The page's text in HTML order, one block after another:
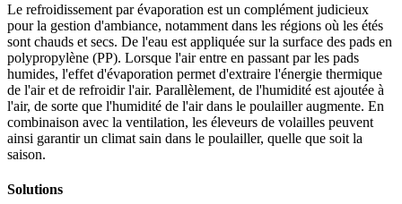
Le refroidissement par évaporation est un complément judicieux
pour la gestion d'ambiance, notamment dans les régions où les étés
sont chauds et secs. De l'eau est appliquée sur la surface des pads en
polypropylène (PP). Lorsque l'air entre en passant par les pads
humides, l'effet d'évaporation permet d'extraire l'énergie thermique
de l'air et de refroidir l'air. Parallèlement, de l'humidité est ajoutée à
l'air, de sorte que l'humidité de l'air dans le poulailler augmente. En
combinaison avec la ventilation, les éleveurs de volailles peuvent
ainsi garantir un climat sain dans le poulailler, quelle que soit la
saison.
Solutions